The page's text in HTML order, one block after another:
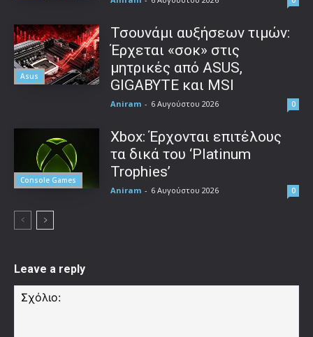
Asus
Τσουνάμι αυξήσεων τιμών:
Έρχεται «σοκ» στις
μητρικές από ASUS,
GIGABYTE και MSI
Aniram - 6 Αυγούστου 2026 0
Console Games
Xbox: Έρχονται επιτέλους
τα δικά του ‘Platinum
Trophies’
Aniram - 6 Αυγούστου 2026 0
Leave a reply